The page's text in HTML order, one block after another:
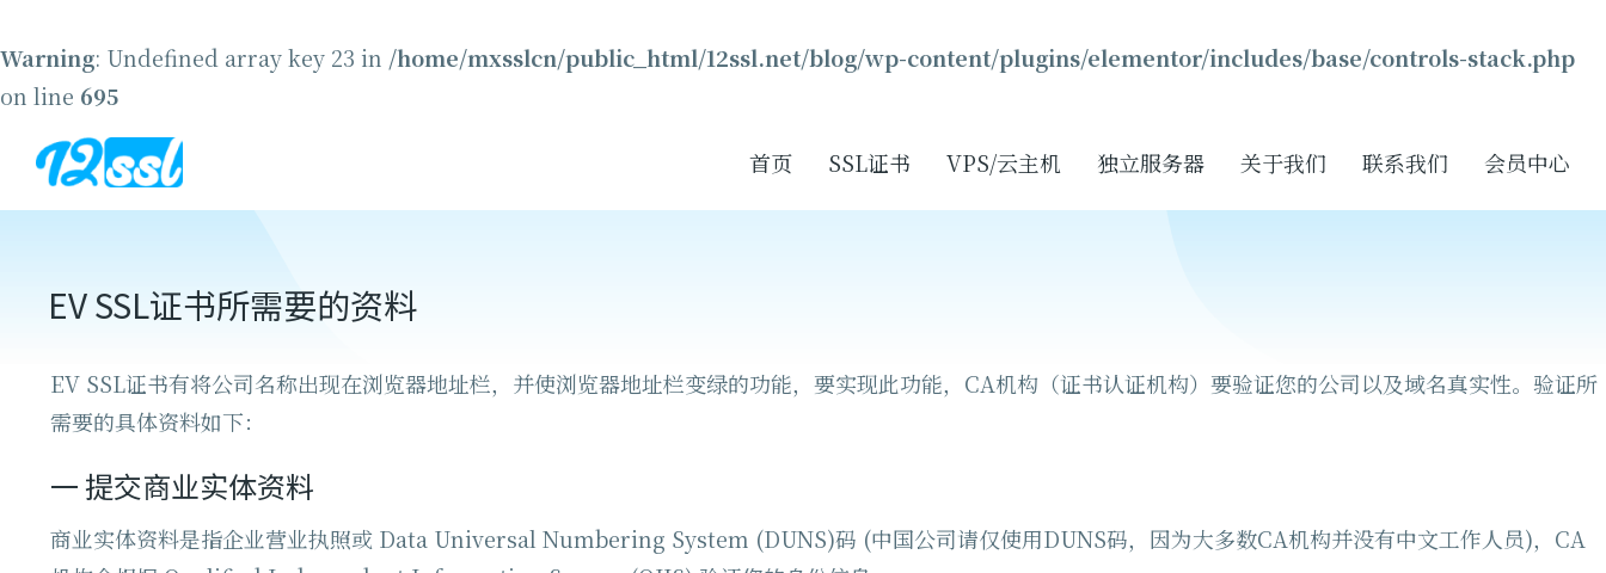
Warning: Undefined array key 23 in /home/mxsslcn/public_html/12ssl.net/blog/wp-content/plugins/elementor/includes/base/controls-stack.php
on line 695
首页 SSL证书 VPS/云主机 独立服务器 关于我们 联系我们 会员中心
EV SSL证书所需要的资料
EV SSL证书有将公司名称出现在浏览器地址栏，并使浏览器地址栏变绿的功能，要实现此功能，CA机构（证书认证机构）要验证您的公司以及域名真实性。验证所
需要的具体资料如下：
一 提交商业实体资料
商业实体资料是指企业营业执照或 Data Universal Numbering System (DUNS)码 (中国公司请仅使用DUNS码，因为大多数CA机构并没有中文工作人员)，CA